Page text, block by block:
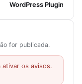
WordPress Plugin
for publicada.
os avisos.